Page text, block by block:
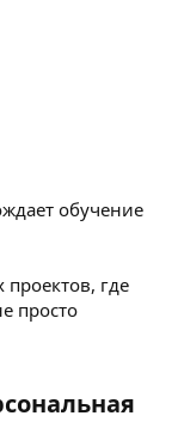
обучение
где
просто